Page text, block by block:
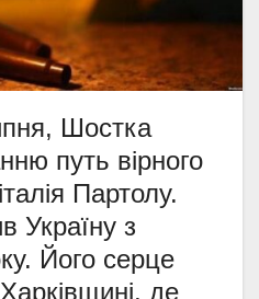
Шостка
путь вірного
Партолу.
Україну з
Його серце
де